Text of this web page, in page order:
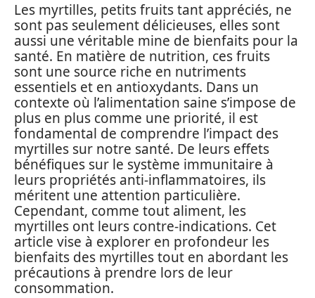
Les myrtilles, petits fruits tant appréciés, ne
sont pas seulement délicieuses, elles sont
aussi une véritable mine de bienfaits pour la
santé. En matière de nutrition, ces fruits
sont une source riche en nutriments
essentiels et en antioxydants. Dans un
contexte où l’alimentation saine s’impose de
plus en plus comme une priorité, il est
fondamental de comprendre l’impact des
myrtilles sur notre santé. De leurs effets
bénéfiques sur le système immunitaire à
leurs propriétés anti-inflammatoires, ils
méritent une attention particulière.
Cependant, comme tout aliment, les
myrtilles ont leurs contre-indications. Cet
article vise à explorer en profondeur les
bienfaits des myrtilles tout en abordant les
précautions à prendre lors de leur
consommation.